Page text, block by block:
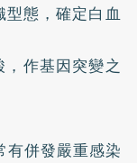
型態，確定白血
作基因突變之
有併發嚴重感染